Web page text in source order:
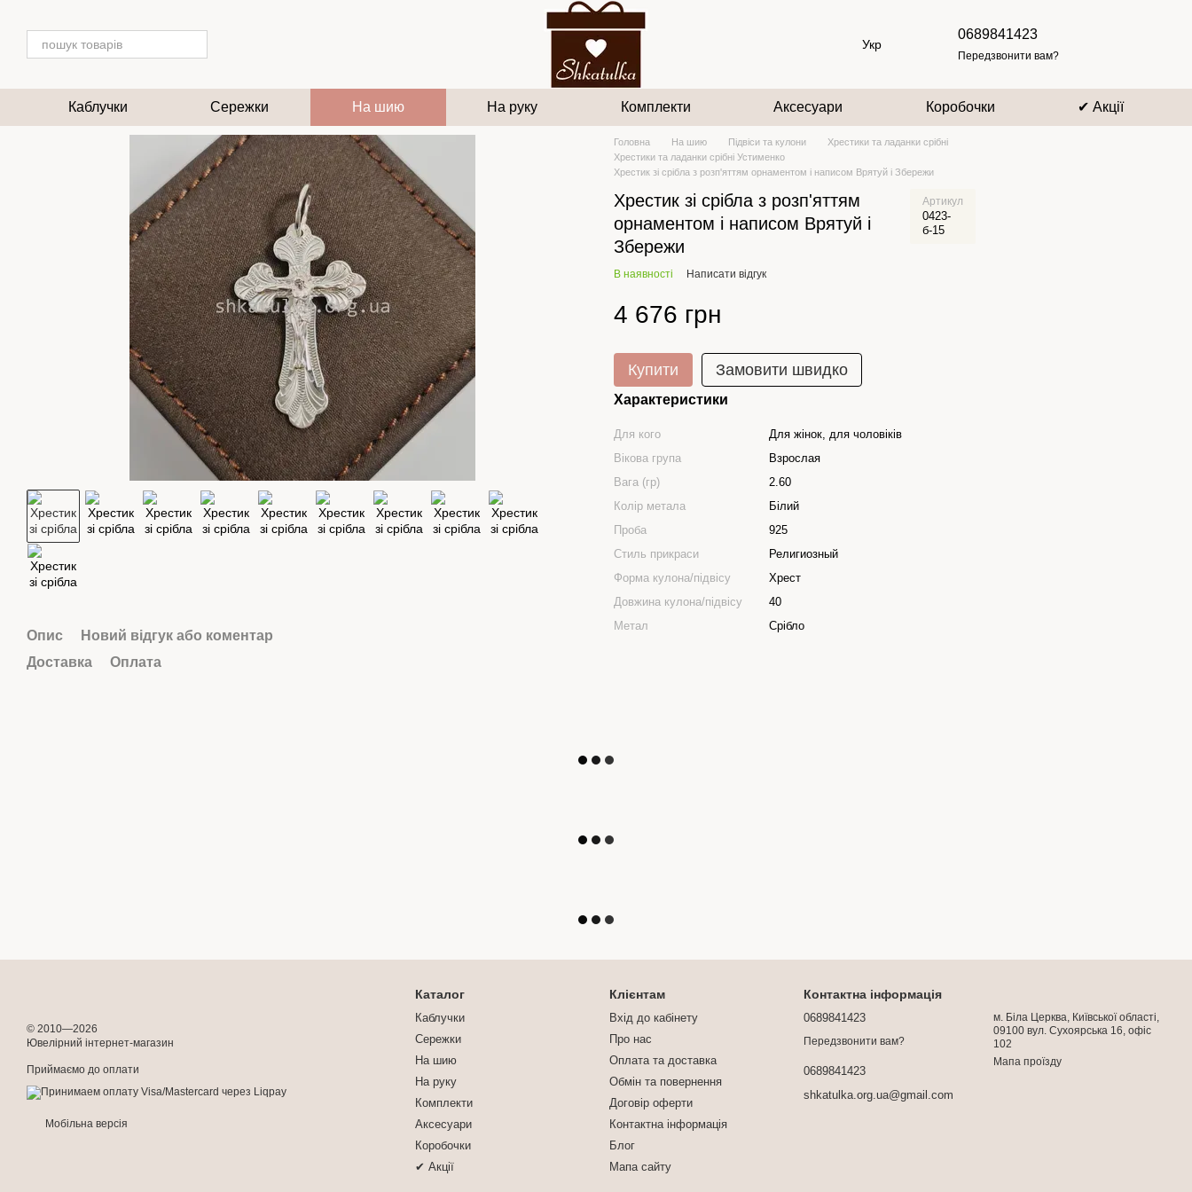
Укр
0689841423
Передзвонити вам?
Каблучки Сережки На шию На руку Комплекти Аксесуари Коробочки ✔ Акції
Опис
Новий відгук або коментар
Доставка
Оплата
Головна На шию Підвіси та кулони
Хрестики та ладанки срібні
Хрестики та ладанки срібні Устименко
Хрестик зі срібла з розп'яттям орнаментом і написом Врятуй і Збережи
Хрестик зі срібла з розп'яттям
орнаментом і написом Врятуй і
Збережи
Артикул
0423-
б-15
В наявності Написати відгук
4 676 грн
Купити Замовити швидко
Характеристики
Для кого
Для жінок, для чоловіків
Вікова група
Взрослая
Вага (гр)
2.60
Колір метала
Білий
Проба
925
Стиль прикраси
Религиозный
Форма кулона/підвісу
Хрест
Довжина кулона/підвісу
40
Метал
Срібло
© 2010—2026
Ювелірний інтернет-магазин
Приймаємо до оплати
Мобільна версія
Каталог
Каблучки
Сережки
На шию
На руку
Комплекти
Аксесуари
Коробочки
✔ Акції
Клієнтам
Вхід до кабінету
Про нас
Оплата та доставка
Обмін та повернення
Договір оферти
Контактна інформація
Блог
Мапа сайту
Контактна інформація
0689841423
Передзвонити вам?
0689841423
shkatulka.org.ua@gmail.com
м. Біла Церква, Київської області,
09100 вул. Сухоярська 16, офіс
102
Мапа проїзду